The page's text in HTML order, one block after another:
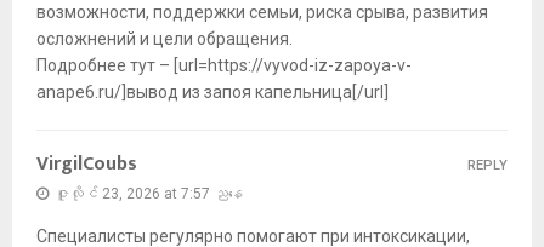
возможности, поддержки семьи, риска срыва, развития
осложнений и цели обращения.
Подробнее тут – [url=https://vyvod-iz-zapoya-v-
anape6.ru/]вывод из запоя капельница[/url]
VirgilCoubs
ဇူလိုင် 23, 2026 at 7:57 ညနေ
Специалисты регулярно помогают при интоксикации,
REPLY